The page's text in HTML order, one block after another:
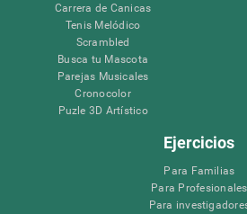
Carrera de Canicas
Tenis Melódico
Scrambled
Busca tu Mascota
Parejas Musicales
Cronocolor
Puzle 3D Artístico
Ejercicios
Para Familias
Para Profesionales
Para